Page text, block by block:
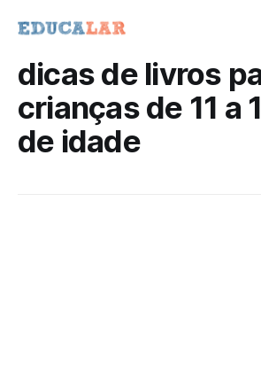
dicas de livros
crianças de 11 a
de idade